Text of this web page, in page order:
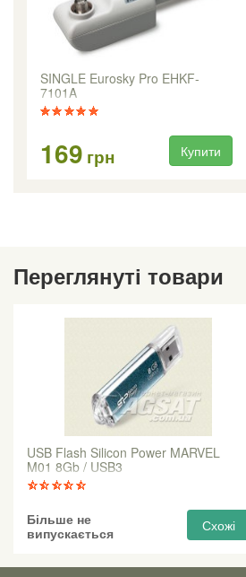
SINGLE Eurosky Pro EHKF-
7101A
169 грн Купити
Переглянуті товари
USB Flash Silicon Power MARVEL
M01 8Gb / USB3
Більше не
випускається
Схожі